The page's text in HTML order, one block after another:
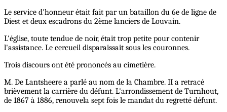
Le service d'honneur était fait par un bataillon du 6e de ligne de
Diest et deux escadrons du 2ème lanciers de Louvain.
L'église, toute tendue de noir, était trop petite pour contenir
l'assistance. Le cercueil disparaissait sous les couronnes.
Trois discours ont été prononcés au cimetière.
M. De Lantsheere a parlé au nom de la Chambre. II a retracé
brièvement la carrière du défunt. L'arrondissement de Turnhout,
de 1867 à 1886, renouvela sept fois le mandat du regretté défunt.